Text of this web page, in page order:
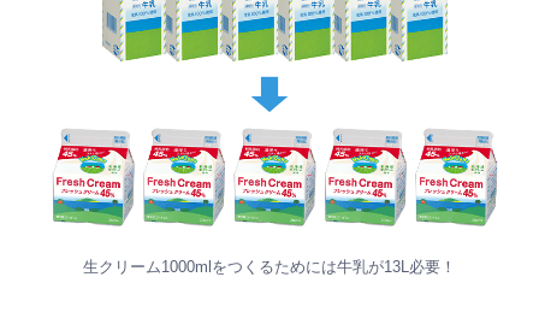
生クリーム1000mlをつくるためには牛乳が13L必要！